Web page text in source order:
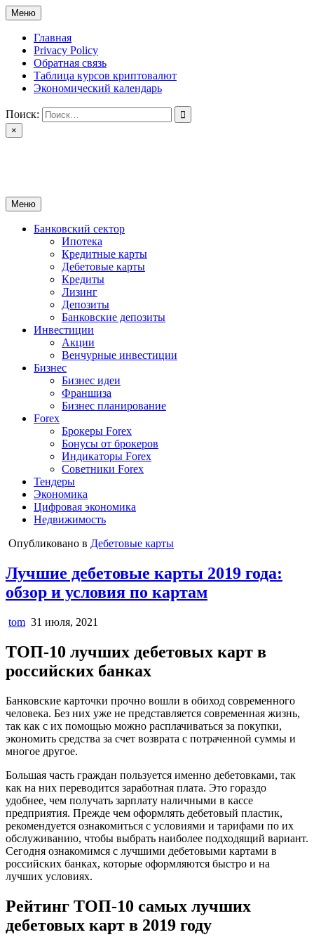
Перейти
к
содержимому
Меню
Главная
Privacy Policy
Обратная связь
Таблица курсов криптовалют
Экономический календарь
Поиск:
×
Меню
Банковский сектор
Ипотека
Кредитные карты
Дебетовые карты
Кредиты
Лизинг
Депозиты
Банковские депозиты
Инвестиции
Акции
Венчурные инвестиции
Бизнес
Бизнес идеи
Франшиза
Бизнес планирование
Forex
Брокеры Forex
Бонусы от брокеров
Индикаторы Forex
Советники Forex
Тендеры
Экономика
Цифровая экономика
Недвижимость
Опубликовано в Дебетовые карты
Лучшие дебетовые карты 2019 года:
обзор и условия по картам
tom 31 июля, 2021
ТОП-10 лучших дебетовых карт в
российских банках
Банковские карточки прочно вошли в обиход современного
человека. Без них уже не представляется современная жизнь,
так как с их помощью можно расплачиваться за покупки,
экономить средства за счет возврата с потраченной суммы и
многое другое.
Большая часть граждан пользуется именно дебетовками, так
как на них переводится заработная плата. Это гораздо
удобнее, чем получать зарплату наличными в кассе
предприятия. Прежде чем оформлять дебетовый пластик,
рекомендуется ознакомиться с условиями и тарифами по их
обслуживанию, чтобы выбрать наиболее подходящий вариант.
Сегодня ознакомимся с лучшими дебетовыми картами в
российских банках, которые оформляются быстро и на
лучших условиях.
Рейтинг ТОП-10 самых лучших
дебетовых карт в 2019 году